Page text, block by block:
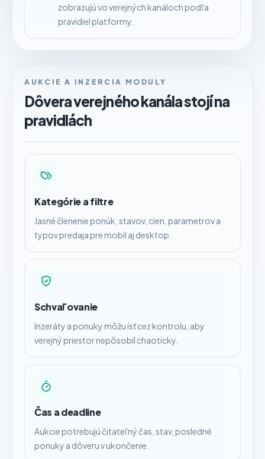
zobrazujú vo verejných kanáloch podľa
pravidiel platformy.
AUKCIE A INZERCIA MODULY
Dôvera verejného kanála stojí na
pravidlách
Kategórie a filtre
Jasné členenie ponúk, stavov, cien, parametrov a
typov predaja pre mobil aj desktop.
Schvaľovanie
Inzeráty a ponuky môžu ísť cez kontrolu, aby
verejný priestor nepôsobil chaoticky.
Čas a deadline
Aukcie potrebujú čitateľný čas, stav, posledné
ponuky a dôveru v ukončenie.